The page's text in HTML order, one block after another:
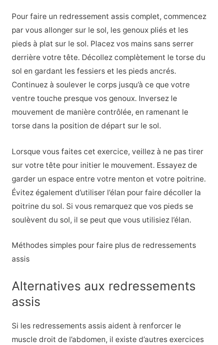
Pour faire un redressement assis complet, commencez
par vous allonger sur le sol, les genoux pliés et les
pieds à plat sur le sol. Placez vos mains sans serrer
derrière votre tête. Décollez complètement le torse du
sol en gardant les fessiers et les pieds ancrés.
Continuez à soulever le corps jusqu’à ce que votre
ventre touche presque vos genoux. Inversez le
mouvement de manière contrôlée, en ramenant le
torse dans la position de départ sur le sol.
Lorsque vous faites cet exercice, veillez à ne pas tirer
sur votre tête pour initier le mouvement. Essayez de
garder un espace entre votre menton et votre poitrine.
Évitez également d’utiliser l’élan pour faire décoller la
poitrine du sol. Si vous remarquez que vos pieds se
soulèvent du sol, il se peut que vous utilisiez l’élan.
Méthodes simples pour faire plus de redressements
assis
Alternatives aux redressements
assis
Si les redressements assis aident à renforcer le
muscle droit de l’abdomen, il existe d’autres exercices